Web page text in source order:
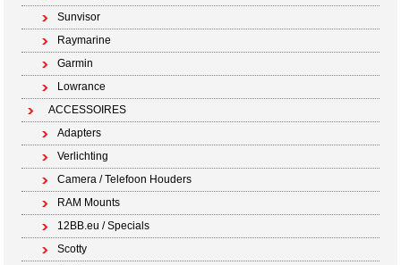
Sunvisor
Raymarine
Garmin
Lowrance
ACCESSOIRES
Adapters
Verlichting
Camera / Telefoon Houders
RAM Mounts
12BB.eu / Specials
Scotty